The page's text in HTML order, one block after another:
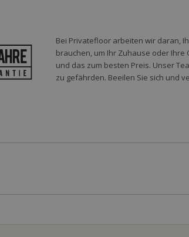
Bei Privatefloor arbeiten wir daran,
brauchen, um Ihr Zuhause oder Ihre
und das zum besten Preis. Unser
zu gefährden. Beeilen Sie sich und